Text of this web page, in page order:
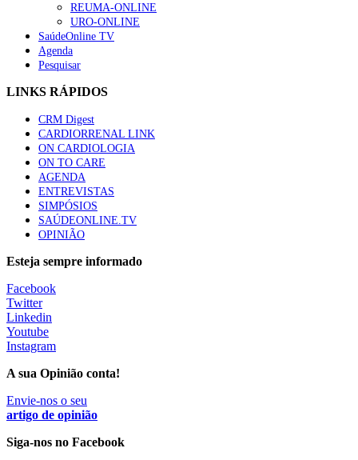
“Os programas de rastreio do cancro do pulmão são
custo-efetivos e representam um investimento
sustentável para os sistemas de saúde”
66 visualizações
Trodelvy aprovado para primeira linha no cancro da
mama triplo negativo metastático em doentes não
elegíveis para inibidores PD-(L)1
61 visualizações
Especialistas defendem mais potássio na alimentação
para ajudar a controlar a hipertensão
57 visualizações
MAIS NOTÍCIAS
Sindicato diz que nova carreira de médicos dentistas reforça
estabilidade no SNS
6 Ago, 2026|0 Comments
Mais de 400 utentes beneficiaram de comparticipação reforçada
para tratamentos de infertilidade na Madeira
REUMA-ONLINE
URO-ONLINE
SaúdeOnline TV
Agenda
Pesquisar
LINKS RÁPIDOS
CRM Digest
CARDIORRENAL LINK
ON CARDIOLOGIA
ON TO CARE
AGENDA
ENTREVISTAS
SIMPÓSIOS
SAÚDEONLINE.TV
OPINIÃO
Esteja sempre informado
Facebook
Twitter
Linkedin
Youtube
Instagram
A sua Opinião conta!
Envie-nos o seu
artigo de opinião
Siga-nos no Facebook